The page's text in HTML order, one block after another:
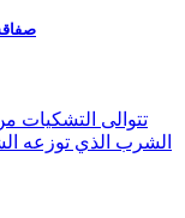
تتوالى التشكيات
الشرب الذي توزعه